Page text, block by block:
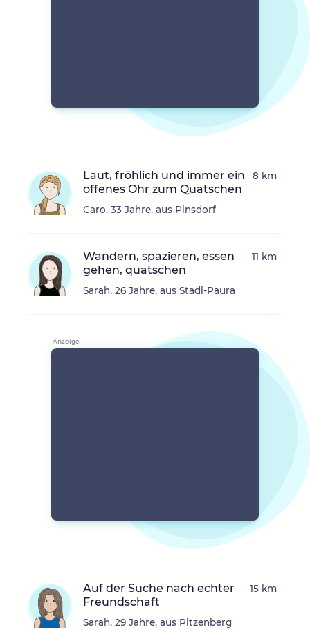
Laut, fröhlich und immer ein
offenes Ohr zum Quatschen
Caro, 33 Jahre, aus Pinsdorf
8 km
Wandern, spazieren, essen
gehen, quatschen
Sarah, 26 Jahre, aus Stadl-Paura
11 km
Auf der Suche nach echter
Freundschaft
Sarah, 29 Jahre, aus Pitzenberg
15 km